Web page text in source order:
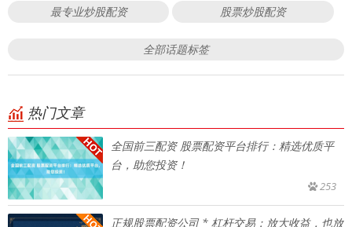
最专业炒股配资 股票炒股配资
全部话题标签
热门文章
全国前三配资 股票配资平台排行：精选优质平
台，助您投资！
253
正规股票配资公司 * 杠杆交易：放大收益，也放